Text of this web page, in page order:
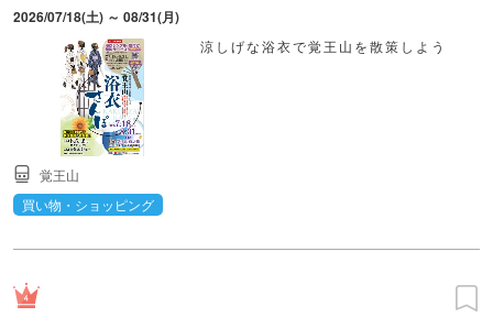
2026/07/18(土) ～ 08/31(月)
涼しげな浴衣で覚王山を散策しよう
覚王山
買い物・ショッピング